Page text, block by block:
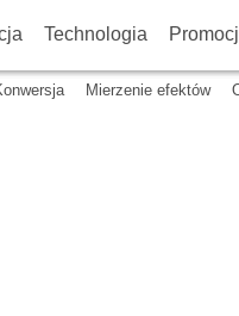
Technologia
Mierzenie efektów